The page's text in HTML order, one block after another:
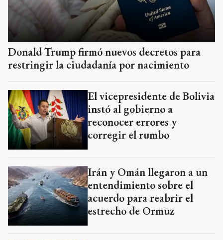
Donald Trump firmó nuevos decretos para
restringir la ciudadanía por nacimiento
El vicepresidente de Bolivia
instó al gobierno a
reconocer errores y
corregir el rumbo
Irán y Omán llegaron a un
entendimiento sobre el
acuerdo para reabrir el
estrecho de Ormuz